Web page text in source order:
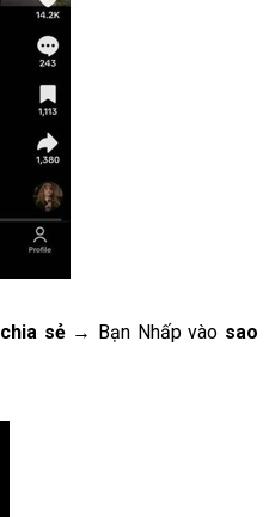
chia sẻ→ Bạn Nhấp vào sao